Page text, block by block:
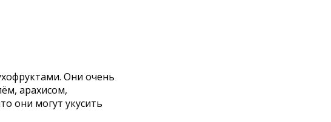
Они очень
арахисом,
они могут укусить